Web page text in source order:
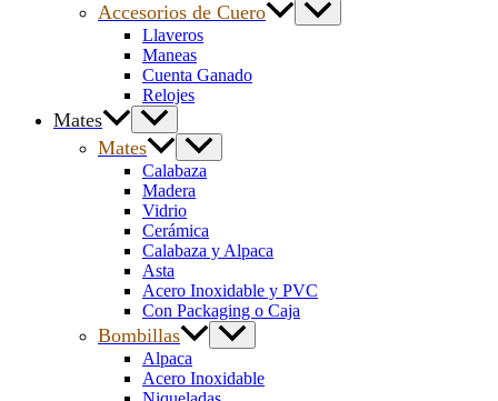
Accesorios de Cuero
Llaveros
Maneas
Cuenta Ganado
Relojes
Mates
Mates
Calabaza
Madera
Vidrio
Cerámica
Calabaza y Alpaca
Asta
Acero Inoxidable y PVC
Con Packaging o Caja
Bombillas
Alpaca
Acero Inoxidable